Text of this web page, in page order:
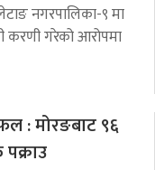
नगरपालिका-९ मा
करणी गरेको आरोपमा
: मोरङबाट ९६